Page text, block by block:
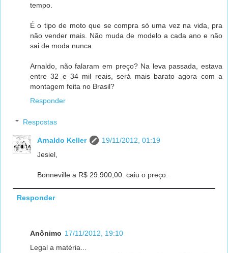
tempo.
É o tipo de moto que se compra só uma vez na vida, pra
não vender mais. Não muda de modelo a cada ano e não
sai de moda nunca.
Arnaldo, não falaram em preço? Na leva passada, estava
entre 32 e 34 mil reais, será mais barato agora com a
montagem feita no Brasil?
Responder
Respostas
Arnaldo Keller
19/11/2012, 01:19
Jesiel,
Bonneville a R$ 29.900,00. caiu o preço.
Responder
Anônimo 17/11/2012, 19:10
Legal a matéria...